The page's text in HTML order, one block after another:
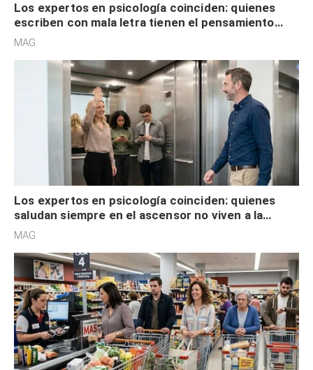
Los expertos en psicología coinciden: quienes
escriben con mala letra tienen el pensamiento
acelerado y no lo hacen por desinterés
MAG.
Los expertos en psicología coinciden: quienes
saludan siempre en el ascensor no viven a la
defensiva y tienen apertura social
MAG.